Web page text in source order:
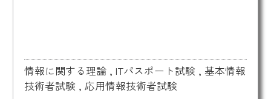
情報に関する理論, ITパスポート試験 , 基本情報
技術者試験 , 応用情報技術者試験